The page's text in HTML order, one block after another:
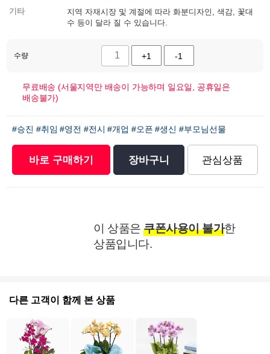
기타
지역 자재시장 및 계절에 따라 화분디자인, 색감, 꽃대
수 등이 달라 질 수 있습니다.
수량 +1 -1
무료배송 (서울지역만 배송이 가능하며 일요일, 공휴일은
배송불가)
#승진 #취임 #영전 #전시 #개업 #오픈 #생신 #부모님선물
바로 구매하기 장바구니 관심상품
이 상품은 쿠폰사용이 불가한
상품입니다.
다른 고객이 함께 본 상품